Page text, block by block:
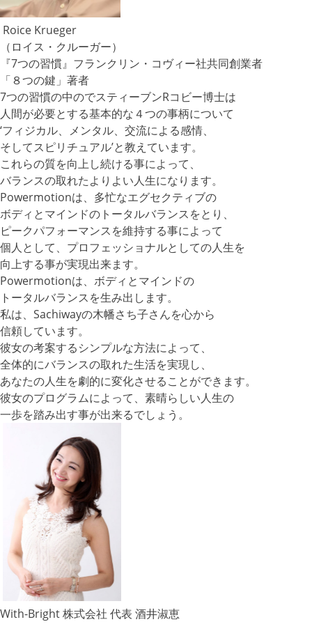
Roice Krueger
（ロイス・クルーガー）
『7つの習慣』フランクリン・コヴィー社共同創業者
「８つの鍵」著者
7つの習慣の中のでスティーブンRコビー博士は
人間が必要とする基本的な４つの事柄について
‘フィジカル、メンタル、交流による感情、
そしてスピリチュアル’と教えています。
これらの質を向上し続ける事によって、
バランスの取れたよりよい人生になります。
Powermotionは、多忙なエグセクティブの
ボディとマインドのトータルバランスをとり、
ピークパフォーマンスを維持する事によって
個人として、プロフェッショナルとしての人生を
向上する事が実現出来ます。
Powermotionは、ボディとマインドの
トータルバランスを生み出します。
私は、Sachiwayの木幡さち子さんを心から
信頼しています。
彼女の考案するシンプルな方法によって、
全体的にバランスの取れた生活を実現し、
あなたの人生を劇的に変化させることができます。
彼女のプログラムによって、素晴らしい人生の
一歩を踏み出す事が出来るでしょう。
With-Bright 株式会社 代表 酒井淑恵